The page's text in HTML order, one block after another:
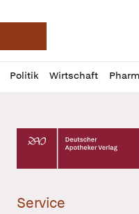
Deutsche
Politik Wirtschaft
Profil
öffnen
Daz
Pur
Deutscher Apotheker
Service